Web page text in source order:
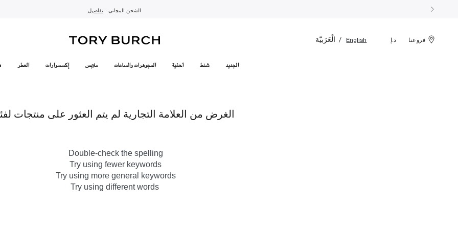
الموسم الجديد: إطلالات العملتسوّقي التشكيلة تشكيلة عيد الأضحىتسوقي
10% على أول طلب لك بقيمة 1000 درهم إماراتي أو أكثر تفاصيل - الشحن المجاني تفاصيل - تسوق الآن واستلم في المتجر
فروعنا د.إ English الْعَرَبيّة
الجديد شنط أحذية المجوهرات والساعات ملابس إكسسوارات العطر
الغرض من العلامة التجارية لم يتم العثور على منتجات
Double-check the spelling
Try using fewer keywords
Try using more general keywords
Try using different words